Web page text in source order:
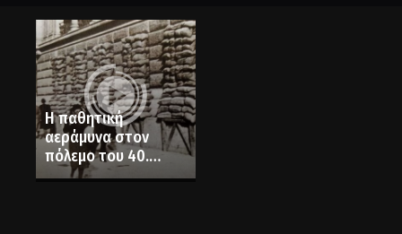
Η παθητική
αεράμυνα στον
πόλεμο του 40.
Ήταν όλοι έτοιμοι